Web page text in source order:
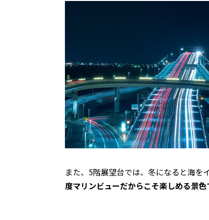
また、5階展望台では、冬になると海を
度マリンビューだからこそ楽しめる景